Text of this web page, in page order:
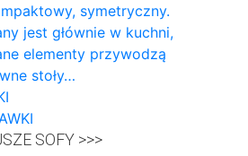
symetryczny.
jest głównie w kuchni,
elementy przywodzą
stoły…
SOFY >>>